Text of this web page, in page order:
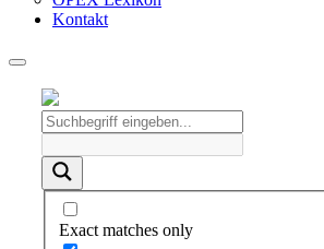
Kontakt
Exact matches only